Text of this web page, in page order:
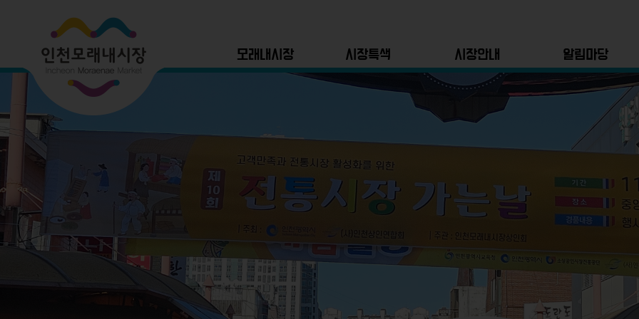
모래내시장 시장특색 시장안내 알림마당